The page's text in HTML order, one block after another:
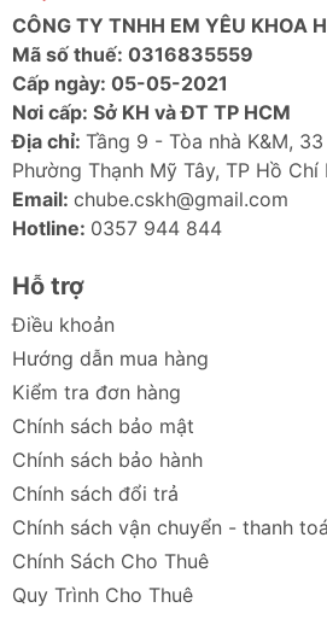
CÔNG TY TNHH EM YÊU KHOA
Mã số thuế: 0316835559
Cấp ngày: 05-05-2021
Nơi cấp: Sở KH và ĐT TP HCM
Địa chỉ: Tầng 9 - Tòa nhà K&M,
Phường Thạnh Mỹ Tây, TP Hồ Chí
Email: chube.cskh@gmail.com
Hotline: 0357 944 844
Hỗ trợ
Điều khoản
Hướng dẫn mua hàng
Kiểm tra đơn hàng
Chính sách bảo mật
Chính sách bảo hành
Chính sách đổi trả
Chính sách vận chuyển - thanh
Chính Sách Cho Thuê
Quy Trình Cho Thuê